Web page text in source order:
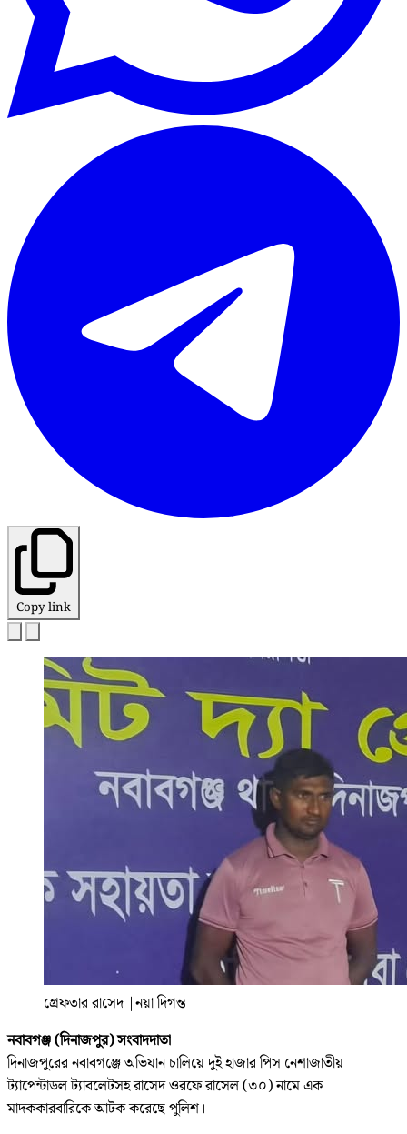
Copy link
গ্রেফতার রাসেদ |নয়া দিগন্ত
নবাবগঞ্জ (দিনাজপুর) সংবাদদাতা
দিনাজপুরের নবাবগঞ্জে অভিযান চালিয়ে দুই হাজার পিস নেশাজাতীয়
ট্যাপেন্টাডল ট্যাবলেটসহ রাসেদ ওরফে রাসেল (৩০) নামে এক
মাদককারবারিকে আটক করেছে পুলিশ।